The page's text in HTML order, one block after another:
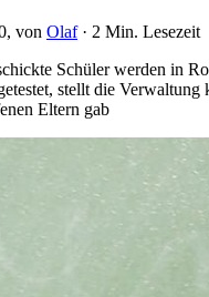
, von Olaf· 2 Min. Lesezeit
Schüler werden in
stellt die Verwaltung
Eltern gab